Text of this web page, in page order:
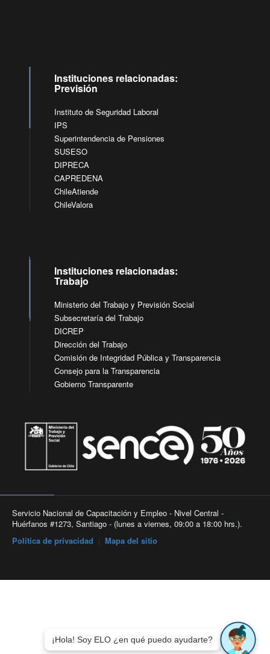
Instituciones relacionadas:
Previsión
Instituto de Seguridad Laboral
IPS
Superintendencia de Pensiones
SUSESO
DIPRECA
CAPREDENA
ChileAtiende
ChileValora
Instituciones relacionadas:
Trabajo
Ministerio del Trabajo y Previsión Social
Subsecretaría del Trabajo
DICREP
Dirección del Trabajo
Comisión de Integridad Pública y Transparencia
Consejo para la Transparencia
Gobierno Transparente
Servicio Nacional de Capacitación y Empleo - Nivel Central -
Huérfanos #1273, Santiago - (lunes a viernes, 09:00 a 18:00 hrs.).
Política de privacidad
Mapa del sitio
¡Hola! Soy ELO ¿en qué puedo ayudarte?